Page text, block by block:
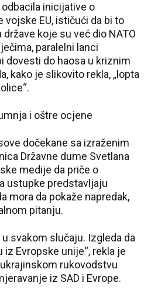
inicijative o
EU, ističući da bi to
koje su već dio NATO
paralelni lanci
dovesti do haosa u kriznim
kako je slikovito rekla, „lopta
i oštre ocjene
dočekane sa izraženim
Državne dume Svetlana
medije da priče o
ustupke predstavljaju
mora da pokaže napredak,
pitanju.
u svakom slučaju. Izgleda da
Evropske unije“, rekla je
rukovodstvu
iz SAD i Evrope.